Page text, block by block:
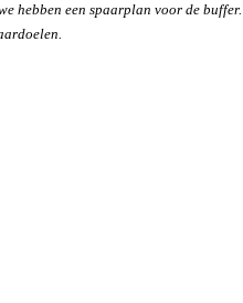
hebben een spaarplan voor de buffer.